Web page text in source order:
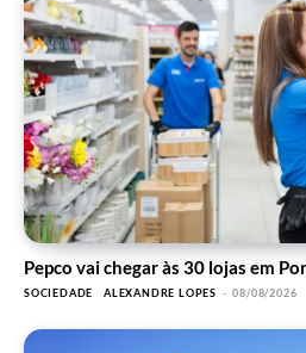
Pepco vai chegar às 30 lojas em
SOCIEDADE ALEXANDRE LOPES - 08/08/2026